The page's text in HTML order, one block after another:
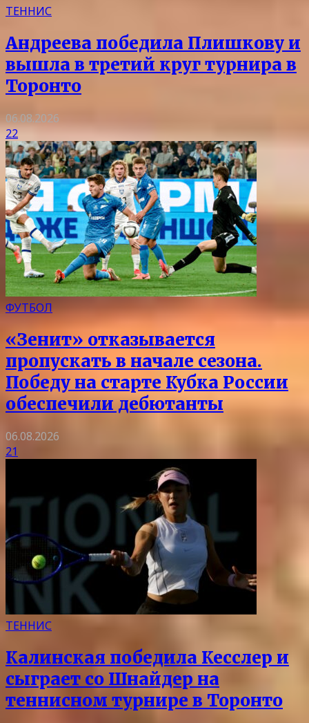
ТЕННИС
Андреева победила Плишкову и
вышла в третий круг турнира в
Торонто
06.08.2026
22
ФУТБОЛ
«Зенит» отказывается
пропускать в начале сезона.
Победу на старте Кубка России
обеспечили дебютанты
06.08.2026
21
ТЕННИС
Калинская победила Кесслер и
сыграет со Шнайдер на
теннисном турнире в Торонто